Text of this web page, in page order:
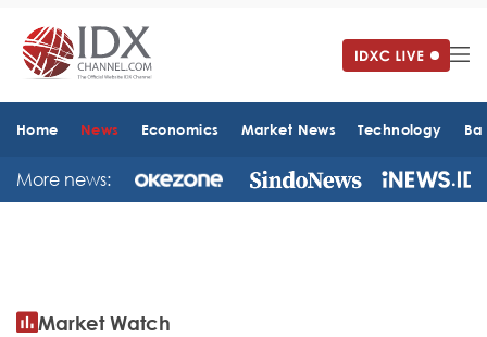
Home News Economics Market News Technology
More news:
Market Watch